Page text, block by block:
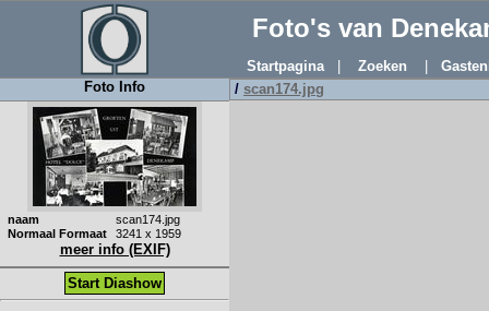
Foto's van
Startpagina| Zoeken
Foto Info
naam
scan174.jpg
Normaal Formaat
3241 x 1959
meer info (EXIF)
Start Diashow
/ scan174.jpg